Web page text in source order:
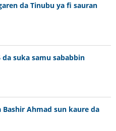
da Tinubu ya fi sauran
suka samu sababbin
Ahmad sun kaure da